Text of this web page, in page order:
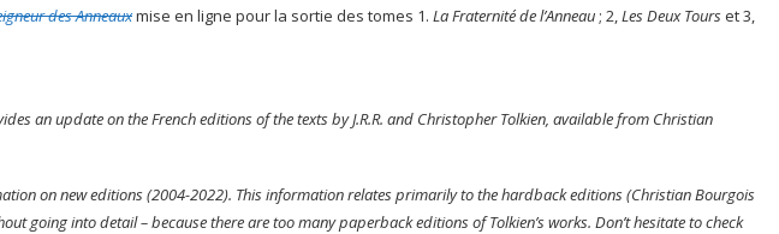
des Anneauxmise en ligne pour la sortie des tomes 1. La Fraternité de l’Anneau; 2,Les Deux Tourset 3,
an update on the French editions of the texts by J.R.R. and Christopher Tolkien, available from Christian
on new editions (2004-2022). This information relates primarily to the hardback editions (Christian Bourgois
going into detail – because there are too many paperback editions of Tolkien’s works. Don’t hesitate to check